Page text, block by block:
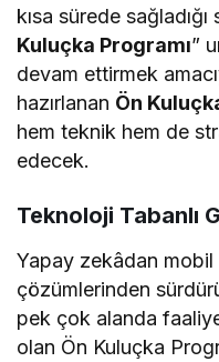
kısa sürede
Kuluçka Programı”
devam ettirmek
hazırlanan Ön
hem teknik hem de
edecek.
Teknoloji Tabanlı
Yapay zekâdan mobil
çözümlerinden
pek çok alanda
olan Ön Kuluçka